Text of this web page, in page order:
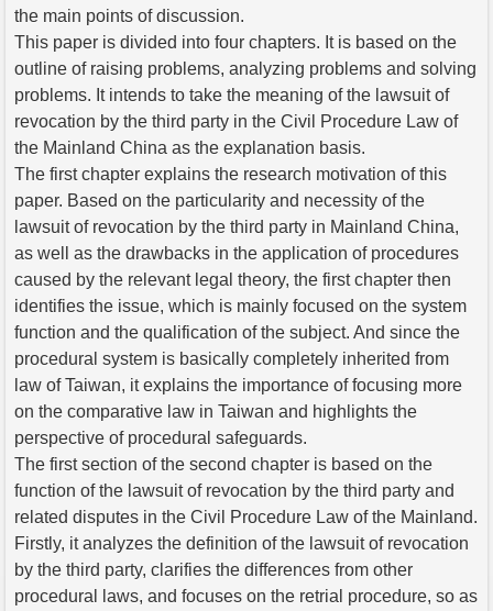
the main points of discussion.
This paper is divided into four chapters. It is based on the
outline of raising problems, analyzing problems and solving
problems. It intends to take the meaning of the lawsuit of
revocation by the third party in the Civil Procedure Law of
the Mainland China as the explanation basis.
The first chapter explains the research motivation of this
paper. Based on the particularity and necessity of the
lawsuit of revocation by the third party in Mainland China,
as well as the drawbacks in the application of procedures
caused by the relevant legal theory, the first chapter then
identifies the issue, which is mainly focused on the system
function and the qualification of the subject. And since the
procedural system is basically completely inherited from
law of Taiwan, it explains the importance of focusing more
on the comparative law in Taiwan and highlights the
perspective of procedural safeguards.
The first section of the second chapter is based on the
function of the lawsuit of revocation by the third party and
related disputes in the Civil Procedure Law of the Mainland.
Firstly, it analyzes the definition of the lawsuit of revocation
by the third party, clarifies the differences from other
procedural laws, and focuses on the retrial procedure, so as